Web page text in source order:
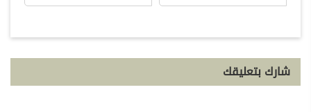
شارك بتعليقك